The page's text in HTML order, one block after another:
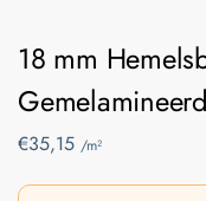
18 mm
€35,15 /m²